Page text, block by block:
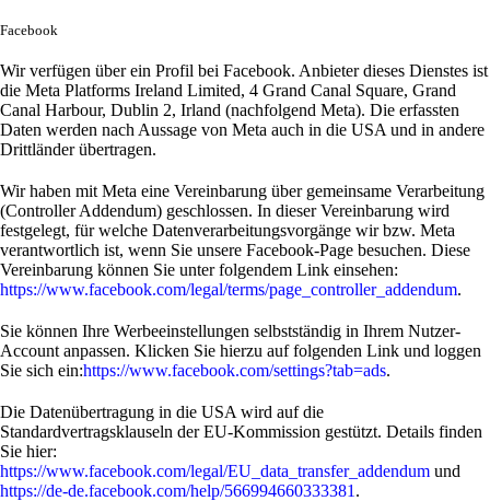
Facebook
Wir verfügen über ein Profil bei Facebook. Anbieter dieses Dienstes ist
die Meta Platforms Ireland Limited, 4 Grand Canal Square, Grand
Canal Harbour, Dublin 2, Irland (nachfolgend Meta). Die erfassten
Daten werden nach Aussage von Meta auch in die USA und in andere
Drittländer übertragen.
Wir haben mit Meta eine Vereinbarung über gemeinsame Verarbeitung
(Controller Addendum) geschlossen. In dieser Vereinbarung wird
festgelegt, für welche Datenverarbeitungsvorgänge wir bzw. Meta
verantwortlich ist, wenn Sie unsere Facebook-Page besuchen. Diese
Vereinbarung können Sie unter folgendem Link einsehen:
https://www.facebook.com/legal/terms/page_controller_addendum.
Sie können Ihre Werbeeinstellungen selbstständig in Ihrem Nutzer-
Account anpassen. Klicken Sie hierzu auf folgenden Link und loggen
Sie sich ein:https://www.facebook.com/settings?tab=ads.
Die Datenübertragung in die USA wird auf die
Standardvertragsklauseln der EU-Kommission gestützt. Details finden
Sie hier:
https://www.facebook.com/legal/EU_data_transfer_addendum und
https://de-de.facebook.com/help/566994660333381 .